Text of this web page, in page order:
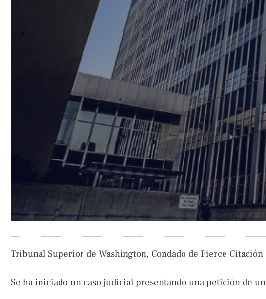
Tribunal Superior de Washington, Condado de Pierce
Se ha iniciado un caso judicial presentando una petición de